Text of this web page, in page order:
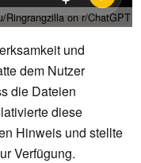
on r/ChatGPT
und
dem Nutzer
die Dateien
diese
Hinweis und stellte
Verfügung.